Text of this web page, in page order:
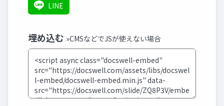
LINE
埋め込む »CMSなどでJSが使えない場合